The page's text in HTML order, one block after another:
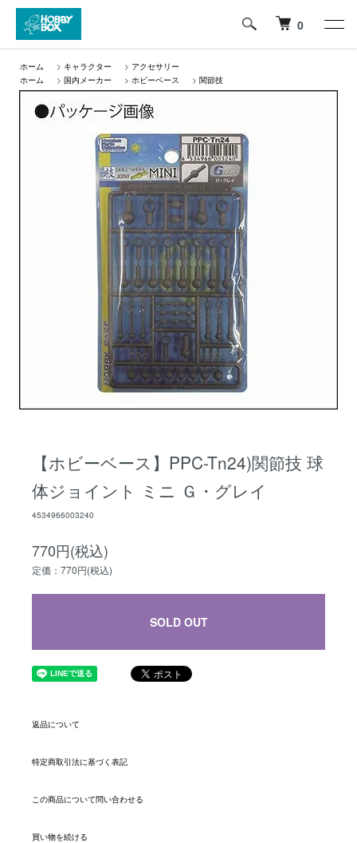
0
ホーム > キャラクター > アクセサリー
ホーム
> 国内メーカー > ホビーベース > 関節技
【ホビーベース】PPC-Tn24)関節技 球
体ジョイント ミニ Ｇ・グレイ
4534966003240
770円(税込)
定価：770円(税込)
SOLD OUT
返品について
特定商取引法に基づく表記
この商品について問い合わせる
買い物を続ける